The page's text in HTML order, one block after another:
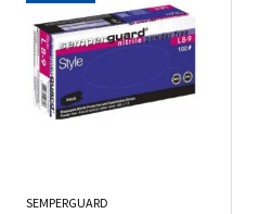
SEMPERGUARD